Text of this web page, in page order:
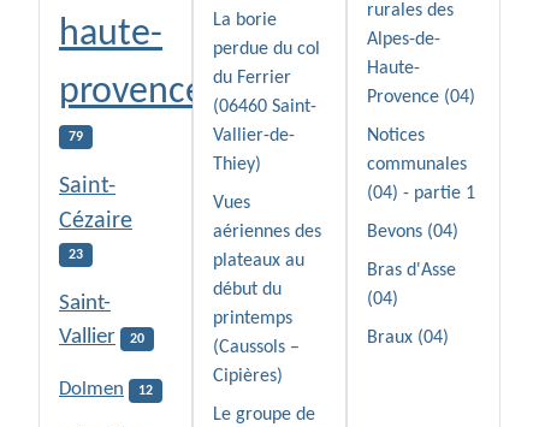
haute-
provence
79
Saint-
Cézaire
23
Saint-
Vallier
20
Dolmen 12
La borie
perdue du col
du Ferrier
(06460 Saint-
Vallier-de-
Thiey)
Vues
aériennes des
plateaux au
début du
printemps
(Caussols –
Cipières)
Le groupe de
rurales des
Alpes-de-
Haute-
Provence (04)
Notices
communales
(04) - partie 1
Bevons (04)
Bras d'Asse
(04)
Braux (04)